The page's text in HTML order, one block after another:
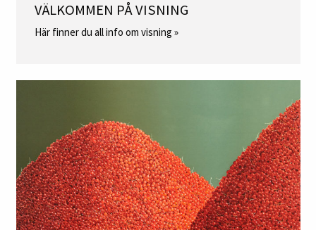
VÄLKOMMEN PÅ VISNING
Här finner du all info om visning »